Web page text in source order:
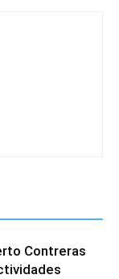
Contreras